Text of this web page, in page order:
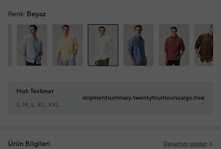
Renk: Beyaz
Hızlı Teslimat
S, M, L, XL, XXL
shipmentsummary.twentyfourhourscargo.free
Ürün Bilgileri Devamını göster